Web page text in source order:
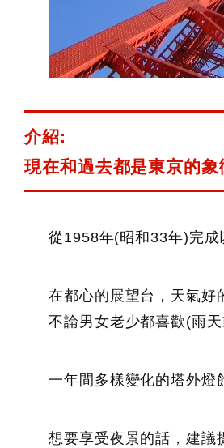
介紹:
現在和過去都是東京的象
從1958年(昭和33年)完成
在都心的展望台，天氣好
不論男女老少都喜歡(雨
一年間多樣變化的塔外燈
想要享受夜景的話，建議